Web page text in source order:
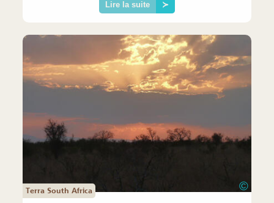
Lire la suite ≻
Terra South Africa ©